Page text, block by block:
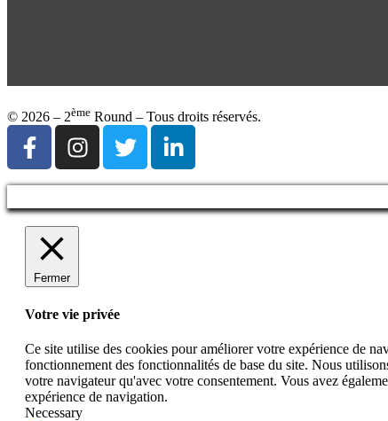
© 2026 – 2ème Round – Tous droits réservés.
Fermer
Votre vie privée
Ce site utilise des cookies pour améliorer votre expérience de
fonctionnement des fonctionnalités de base du site. Nous
votre navigateur qu'avec votre consentement. Vous avez
expérience de navigation.
Necessary